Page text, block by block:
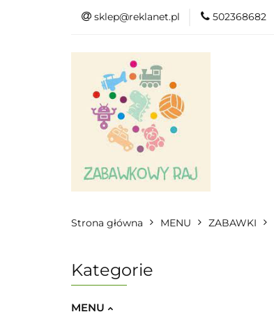
sklep@reklanet.pl 502368682
Strona główna MENU ZABAWKI
Kategorie
MENU